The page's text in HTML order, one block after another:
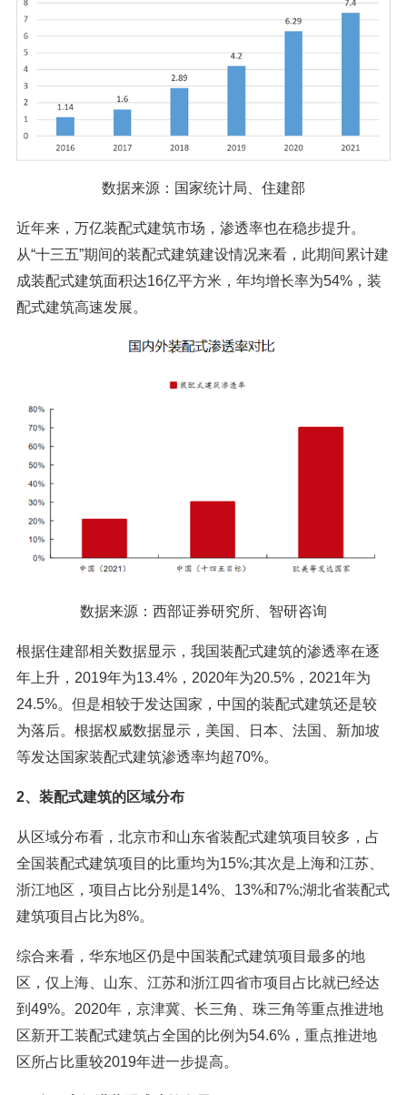
数据来源：国家统计局、住建部
近年来，万亿装配式建筑市场，渗透率也在稳步提升。
从“十三五”期间的装配式建筑建设情况来看，此期间累计建
成装配式建筑面积达16亿平方米，年均增长率为54%，装
配式建筑高速发展。
数据来源：西部证券研究所、智研咨询
根据住建部相关数据显示，我国装配式建筑的渗透率在逐
年上升，2019年为13.4%，2020年为20.5%，2021年为
24.5%。但是相较于发达国家，中国的装配式建筑还是较
为落后。根据权威数据显示，美国、日本、法国、新加坡
等发达国家装配式建筑渗透率均超70%。
2、装配式建筑的区域分布
从区域分布看，北京市和山东省装配式建筑项目较多，占
全国装配式建筑项目的比重均为15%;其次是上海和江苏、
浙江地区，项目占比分别是14%、13%和7%;湖北省装配式
建筑项目占比为8%。
综合来看，华东地区仍是中国装配式建筑项目最多的地
区，仅上海、山东、江苏和浙江四省市项目占比就已经达
到49%。2020年，京津冀、长三角、珠三角等重点推进地
区新开工装配式建筑占全国的比例为54.6%，重点推进地
区所占比重较2019年进一步提高。